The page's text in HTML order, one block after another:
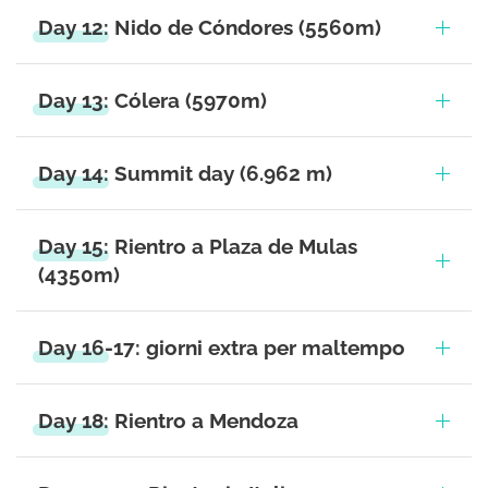
Day 12: Nido de Cóndores (5560m)
Day 13: Cólera (5970m)
Day 14: Summit day (6.962 m)
Day 15: Rientro a Plaza de Mulas
(4350m)
Day 16-17: giorni extra per maltempo
Day 18: Rientro a Mendoza